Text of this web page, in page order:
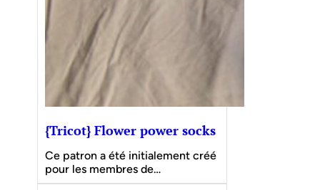
{Tricot} Flower power socks
Ce patron a été initialement créé
pour les membres de…